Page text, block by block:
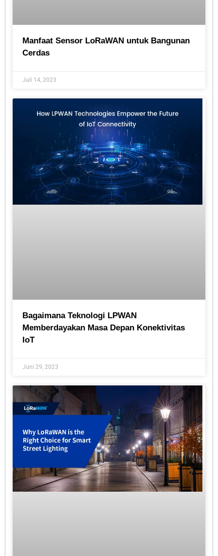
Manfaat Sensor LoRaWAN untuk Bangunan
Cerdas
Juli 14, 2023
Bagaimana Teknologi LPWAN
Memberdayakan Masa Depan Konektivitas
IoT
Juni 29, 2023